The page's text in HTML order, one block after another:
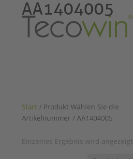
Start/ Produkt Wählen Sie die
Artikelnummer / AA1404005
AA1404005
Einzelnes Ergebnis wird angezeigt